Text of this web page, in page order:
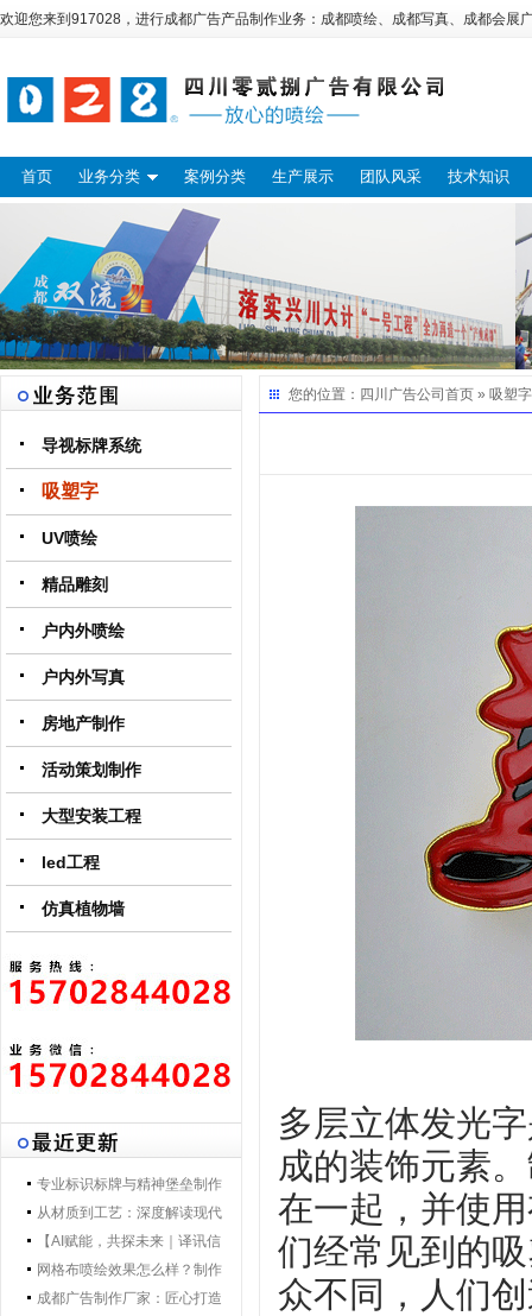
欢迎您来到917028，进行成都广告产品制作业务： 成都喷绘、 成都写真、 成都会展
首页 业务分类 案例分类 生产展示 团队风采 技术知识
导视标牌系统
吸塑字
UV喷绘
精品雕刻
户内外喷绘
户内外写真
房地产制作
活动策划制作
大型安装工程
led工程
仿真植物墙
专业标识标牌与精神堡垒制作
专家 | 零贰捌广告制作集团 - 打
造一体化导视解决方案，提升
品牌形象与空间效率
从材质到工艺：深度解读现代
导视标牌制作技术
【AI赋能，共探未来｜译讯信
息董事长马万炯先生一行莅临
028广告制作集团交流赋能】
网格布喷绘效果怎么样？制作
工艺要点核心优势
成都广告制作厂家：匠心打造
您的位置： 四川广告公司 首页 » 吸塑字
多层立体发光
成的装饰元素
在一起，并使
们经常见到的
众不同，人们